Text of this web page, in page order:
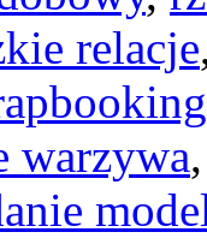
relacje
warzywa